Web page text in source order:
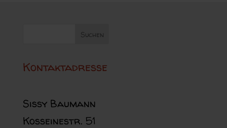
Kontaktadresse
Sissy Baumann
Kosseinestr. 51